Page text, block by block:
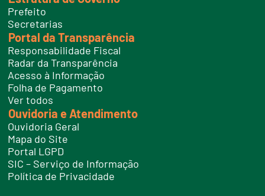
Prefeito
Secretarias
Portal da Transparência
Responsabilidade Fiscal
Radar da Transparência
Acesso à Informação
Folha de Pagamento
Ver todos
Ouvidoria e Atendimento
Ouvidoria Geral
Mapa do Site
Portal LGPD
SIC – Serviço de Informação
Política de Privacidade